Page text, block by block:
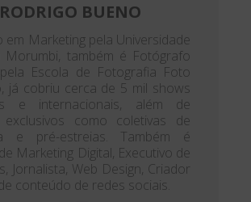
RODRIGO BUENO
em Marketing pela Universidade
Morumbi, também é Fotógrafo
Escola de Fotografia Foto
já cobriu cerca de 5 mil shows
e internacionais, além de
exclusivos como coletivas de
e pré-estreias. Também é
Marketing Digital, Executivo de
Jornalista, Web Design, Criador
conteúdo de redes sociais.